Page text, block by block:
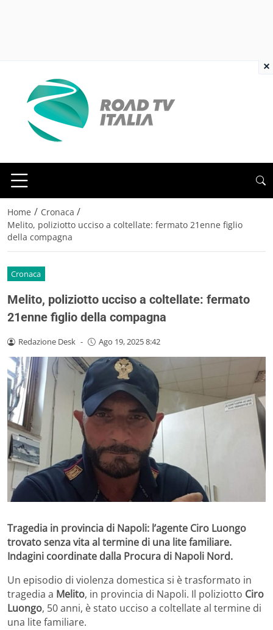
Home / Cronaca /
Melito, poliziotto ucciso a coltellate: fermato 21enne figlio
della compagna
Cronaca
Melito, poliziotto ucciso a coltellate: fermato
21enne figlio della compagna
Redazione Desk - Ago 19, 2025 8:42
Tragedia in provincia di Napoli: l’agente Ciro Luongo
trovato senza vita al termine di una lite familiare.
Indagini coordinate dalla Procura di Napoli Nord.
Un episodio di violenza domestica si è trasformato in
tragedia a Melito, in provincia di Napoli. Il poliziotto Ciro
Luongo, 50 anni, è stato ucciso a coltellate al termine di
una lite familiare.
×